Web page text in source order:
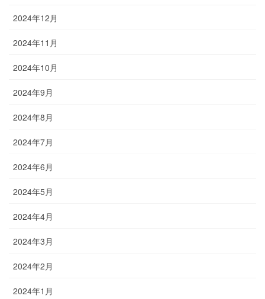
2024年12月
2024年11月
2024年10月
2024年9月
2024年8月
2024年7月
2024年6月
2024年5月
2024年4月
2024年3月
2024年2月
2024年1月